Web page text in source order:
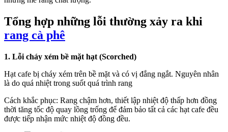
Tổng hợp những lỗi thường xảy ra khi
rang cà phê
1. Lỗi cháy xém bề mặt hạt (Scorched)
Hạt cafe bị cháy xém trên bề mặt và có vị đắng ngắt. Nguyên nhân
là do quá nhiệt trong suốt quá trình rang
Cách khắc phục: Rang chậm hơn, thiết lập nhiệt độ thấp hơn đồng
thời tăng tốc độ quay lồng trống để đảm bảo tất cả các hạt cafe đều
được tiếp nhận mức nhiệt độ đồng đều.